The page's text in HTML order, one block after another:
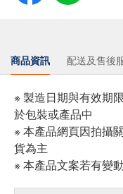
商品資訊 配送及售後
※ 製造日期與有效期
於包裝或產品中
※ 本產品網頁因拍攝
貨為主
※ 本產品文案若有變